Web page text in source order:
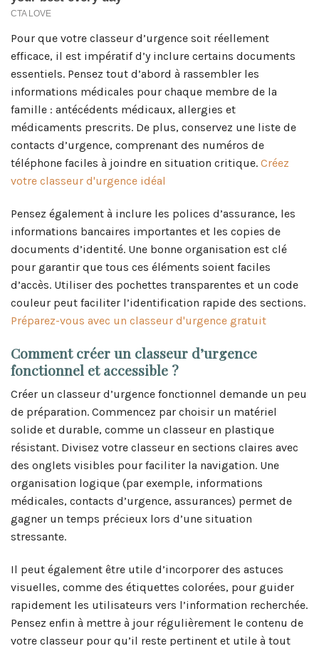
Pour que votre classeur d’urgence soit réellement
efficace, il est impératif d’y inclure certains documents
essentiels. Pensez tout d’abord à rassembler les
informations médicales pour chaque membre de la
famille : antécédents médicaux, allergies et
médicaments prescrits. De plus, conservez une liste de
contacts d’urgence, comprenant des numéros de
téléphone faciles à joindre en situation critique. Créez
votre classeur d'urgence idéal
Pensez également à inclure les polices d’assurance, les
informations bancaires importantes et les copies de
documents d’identité. Une bonne organisation est clé
pour garantir que tous ces éléments soient faciles
d’accès. Utiliser des pochettes transparentes et un code
couleur peut faciliter l’identification rapide des sections.
Préparez-vous avec un classeur d'urgence gratuit
Comment créer un classeur d’urgence
fonctionnel et accessible ?
Créer un classeur d’urgence fonctionnel demande un peu
de préparation. Commencez par choisir un matériel
solide et durable, comme un classeur en plastique
résistant. Divisez votre classeur en sections claires avec
des onglets visibles pour faciliter la navigation. Une
organisation logique (par exemple, informations
médicales, contacts d’urgence, assurances) permet de
gagner un temps précieux lors d’une situation
stressante.
Il peut également être utile d’incorporer des astuces
visuelles, comme des étiquettes colorées, pour guider
rapidement les utilisateurs vers l’information recherchée.
Pensez enfin à mettre à jour régulièrement le contenu de
votre classeur pour qu’il reste pertinent et utile à tout